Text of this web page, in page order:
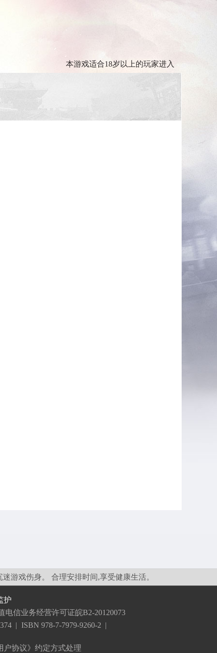
本游戏适合18岁以上的玩家进入
游戏伤身。 合理安排时间,享受健康生活。
护
电信业务经营许可证皖B2-20120073
| ISBN 978-7-7979-9260-2 |
户协议》约定方式处理